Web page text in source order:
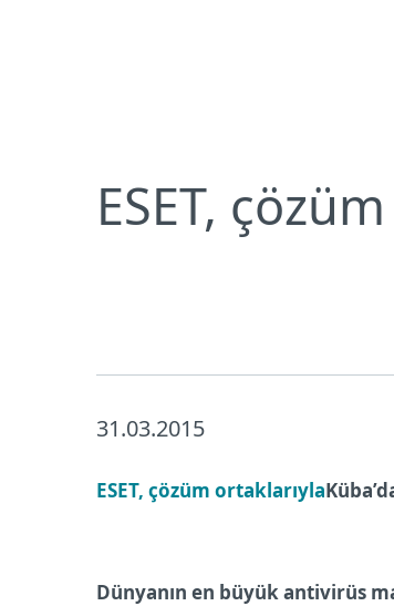
ESET,
31.03.2015
ESET, çözüm ortaklarıyla
Dünyanın en büyük antivirüs